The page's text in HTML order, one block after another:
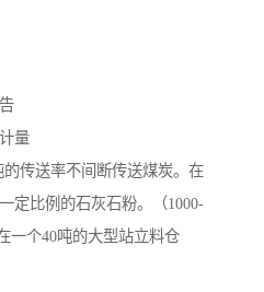
量
的传送率不间断传送煤炭。在
定比例的石灰石粉。（1000-
一个40吨的大型站立料仓